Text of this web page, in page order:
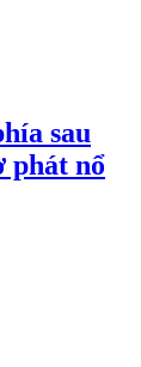
sau
phát nổ